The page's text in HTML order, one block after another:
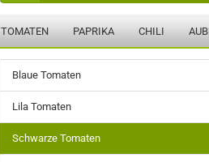
TOMATEN PAPRIKA CHILI
Blaue Tomaten
Lila Tomaten
Schwarze Tomaten